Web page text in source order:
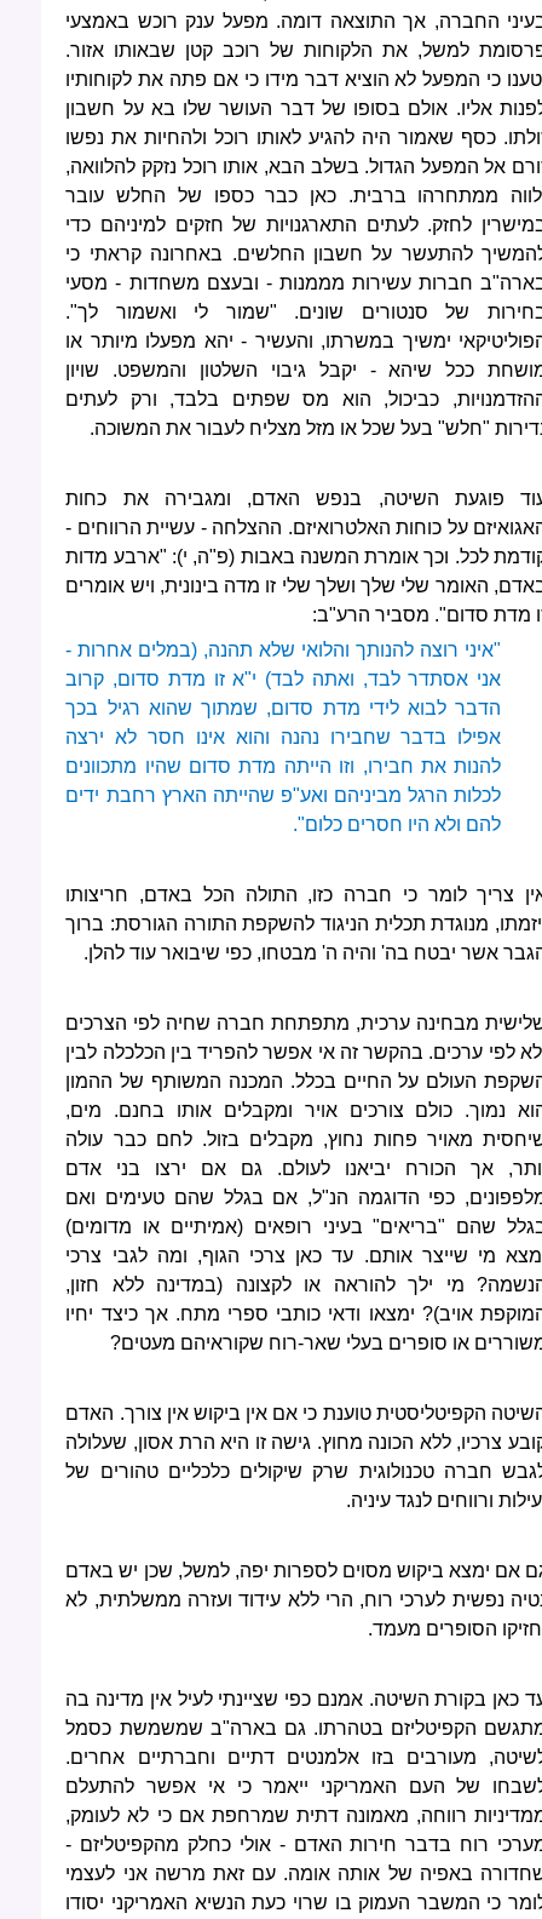
החברה, אך התוצאה דומה. מפעל ענק רוכש באמצעי
למשל, את הלקוחות של רוכב קטן שבאותו אזור.
כי המפעל לא הוציא דבר מידו כי אם פתה את לקוחותיו
אליו. אולם בסופו של דבר העושר שלו בא על חשבון
כסף שאמור היה להגיע לאותו רוכל ולהחיות את נפשו
אל המפעל הגדול. בשלב הבא, אותו רוכל נזקק להלוואה,
ממתחרהו ברבית. כאן כבר כספו של החלש עובר
לחזק. לעתים התארגנויות של חזקים למיניהם כדי
להתעשר על חשבון החלשים. באחרונה קראתי כי
חברות עשירות מממנות - ובעצם משחדות - מסעי
של סנטורים שונים. "שמור לי ואשמור לך".
ימשיך במשרתו, והעשיר - יהא מפעלו מיותר או
ככל שיהא - יקבל גיבוי השלטון והמשפט. שויון
כביכול, הוא מס שפתים בלבד, ורק לעתים
"חלש" בעל שכל או מזל מצליח לעבור את המשוכה.
פוגעת השיטה, בנפש האדם, ומגבירה את כחות
על כוחות האלטרואיזם. ההצלחה - עשיית הרווחים -
לכל. וכך אומרת המשנה באבות (פ"ה, י): "ארבע מדות
האומר שלי שלך ושלך שלי זו מדה בינונית, ויש אומרים
מדת סדום". מסביר הרע"ב:
"איני רוצה להנותך והלואי שלא תהנה, (במלים אחרות -
אני אסתדר לבד, ואתה לבד) י"א זו מדת סדום, קרוב
הדבר לבוא לידי מדת סדום, שמתוך שהוא רגיל בכך
אפילו בדבר שחבירו נהנה והוא אינו חסר לא ירצה
להנות את חבירו, וזו הייתה מדת סדום שהיו מתכוונים
לכלות הרגל מביניהם ואע"פ שהייתה הארץ רחבת ידים
להם ולא היו חסרים כלום".
צריך לומר כי חברה כזו, התולה הכל באדם, חריצותו
מנוגדת תכלית הניגוד להשקפת התורה הגורסת: ברוך
אשר יבטח בה' והיה ה' מבטחו, כפי שיבואר עוד להלן.
מבחינה ערכית, מתפתחת חברה שחיה לפי הצרכים
לפי ערכים. בהקשר זה אי אפשר להפריד בין הכלכלה לבין
העולם על החיים בכלל. המכנה המשותף של ההמון
נמוך. כולם צורכים אויר ומקבלים אותו בחנם. מים,
מאויר פחות נחוץ, מקבלים בזול. לחם כבר עולה
אך הכורח יביאנו לעולם. גם אם ירצו בני אדם
כפי הדוגמה הנ"ל, אם בגלל שהם טעימים ואם
שהם "בריאים" בעיני רופאים (אמיתיים או מדומים)
מי שייצר אותם. עד כאן צרכי הגוף, ומה לגבי צרכי
מי ילך להוראה או לקצונה (במדינה ללא חזון,
אויב)? ימצאו ודאי כותבי ספרי מתח. אך כיצד יחיו
או סופרים בעלי שאר-רוח שקוראיהם מעטים?
הקפיטליסטית טוענת כי אם אין ביקוש אין צורך. האדם
צרכיו, ללא הכונה מחוץ. גישה זו היא הרת אסון, שעלולה
חברה טכנולוגית שרק שיקולים כלכליים טהורים של
ורווחים לנגד עיניה.
אם ימצא ביקוש מסוים לספרות יפה, למשל, שכן יש באדם
נפשית לערכי רוח, הרי ללא עידוד ועזרה ממשלתית, לא
הסופרים מעמד.
כאן בקורת השיטה. אמנם כפי שציינתי לעיל אין מדינה בה
הקפיטליזם בטהרתו. גם בארה"ב שמשמשת כסמל
מעורבים בזו אלמנטים דתיים וחברתיים אחרים.
של העם האמריקני ייאמר כי אי אפשר להתעלם
רווחה, מאמונה דתית שמרחפת אם כי לא לעומק,
רוח בדבר חירות האדם - אולי כחלק מהקפיטליזם -
באפיה של אותה אומה. עם זאת מרשה אני לעצמי
כי המשבר העמוק בו שרוי כעת הנשיא האמריקני יסודו